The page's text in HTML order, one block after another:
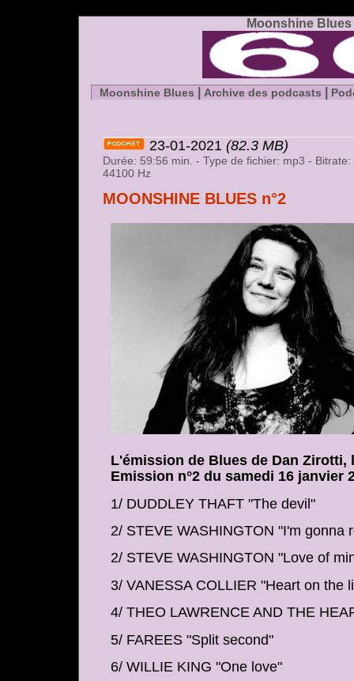
Moonshine
Moonshine Blues Archive des podcasts
23-01-2021 (82.3 MB)
Durée: 59:56 min. - Type de fichier: mp3 -
44100 Hz
MOONSHINE BLUES n°2
L'émission de Blues de Dan Zirotti,
Emission n°2 du samedi 16 janvier
1/ DUDDLEY THAFT "The devil"
2/ STEVE WASHINGTON "I'm gonna
2/ STEVE WASHINGTON "Love of
3/ VANESSA COLLIER "Heart on the
4/ THEO LAWRENCE AND THE
5/ FAREES "Split second"
6/ WILLIE KING "One love"